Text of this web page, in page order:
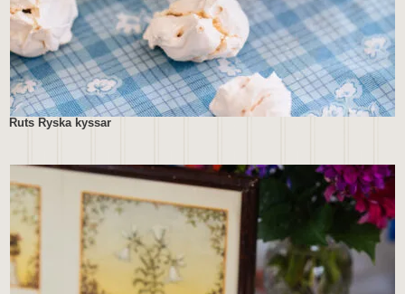
Ruts Ryska kyssar